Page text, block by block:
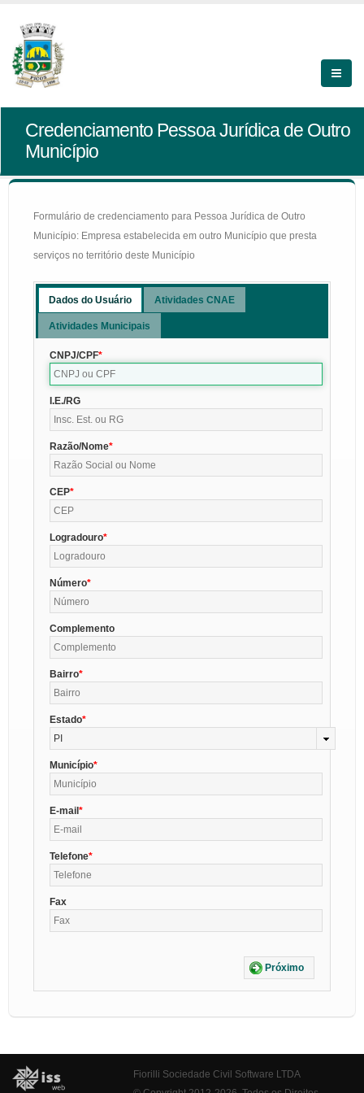
Credenciamento Pessoa Jurídica de Outro
Município
Formulário de credenciamento para Pessoa Jurídica de Outro
Município: Empresa estabelecida em outro Município que presta
serviços no território deste Município
Dados do Usuário Atividades CNAE
Atividades Municipais
CNPJ/CPF
I.E./RG
Razão/Nome
CEP
Logradouro
Número
Complemento
Bairro
Estado
PI
Município
E-mail
Telefone
Fax
Próximo
Fiorilli Sociedade Civil Software LTDA